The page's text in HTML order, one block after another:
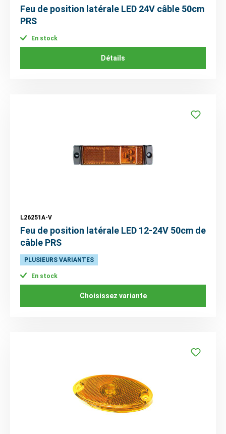
Feu de position latérale LED 24V câble 50cm
PRS
En stock
Détails
L26251A-V
Feu de position latérale LED 12-24V 50cm de
câble PRS
PLUSIEURS VARIANTES
En stock
Choisissez variante